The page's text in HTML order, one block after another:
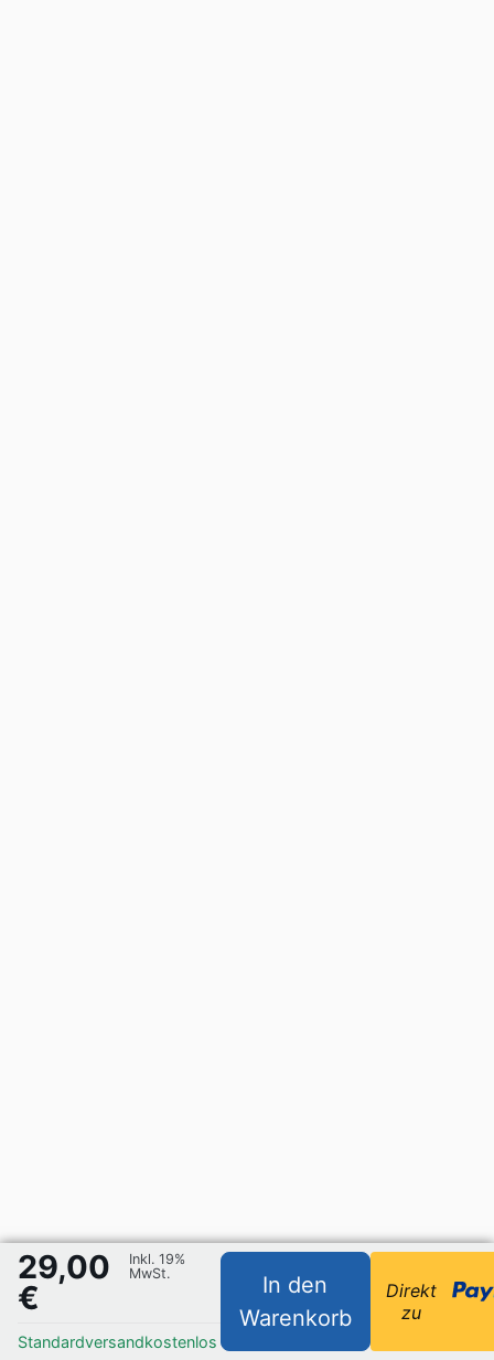
29,00
€
Inkl. 19%
MwSt.
Standardversandkostenlos
In den
Warenkorb
Direkt
zu